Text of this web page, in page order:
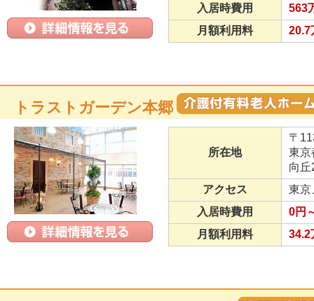
入居時費用
563
月額利用料
20.7
トラストガーデン本郷
所在地
〒
東京
向丘
アクセス
東京
入居時費用
0円
月額利用料
34.2